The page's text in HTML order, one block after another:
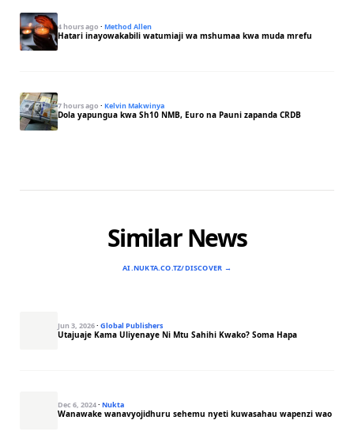
4 hours ago · Method Allen
Hatari inayowakabili watumiaji wa mshumaa kwa muda mrefu
7 hours ago · Kelvin Makwinya
Dola yapungua kwa Sh10 NMB, Euro na Pauni zapanda CRDB
Similar News
AI.NUKTA.CO.TZ/DISCOVER →
Jun 3, 2026· Global Publishers
Utajuaje Kama Uliyenaye Ni Mtu Sahihi Kwako? Soma Hapa
Dec 6, 2024· Nukta
Wanawake wanavyojidhuru sehemu nyeti kuwasahau wapenzi wao